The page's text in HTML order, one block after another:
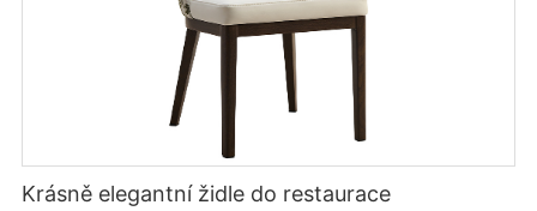
Krásně elegantní židle do restaurace